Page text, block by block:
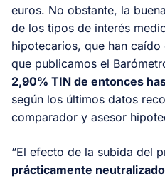
euros. No obstante, la
de los tipos de interés
hipotecarios, que han
que publicamos el
2,90% TIN de entonces
según los últimos datos
comparador y asesor
“El efecto de la subida del
prácticamente